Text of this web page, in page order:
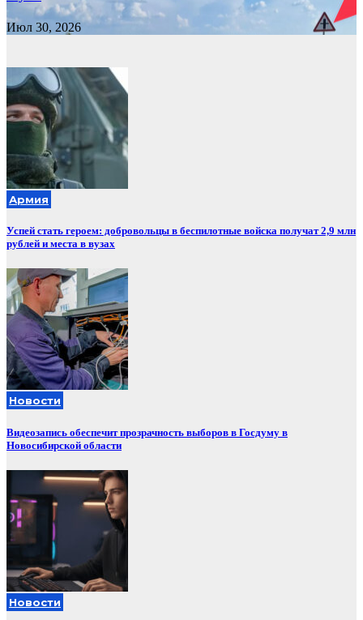
Июл 30, 2026
Армия
Успей стать героем: добровольцы в беспилотные войска получат 2,9 млн
рублей и места в вузах
Новости
Видеозапись обеспечит прозрачность выборов в Госдуму в
Новосибирской области
Новости